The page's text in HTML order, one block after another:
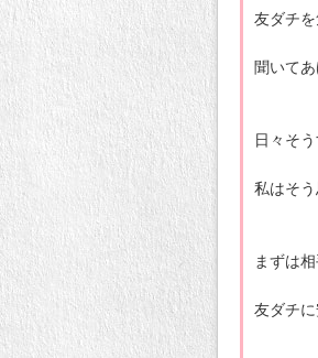
友ダチ
聞いて
日々そ
私はそう
まずは
友ダチ